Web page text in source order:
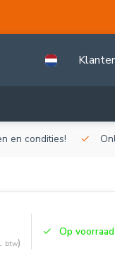
en condities!
btw)
Op voorraad